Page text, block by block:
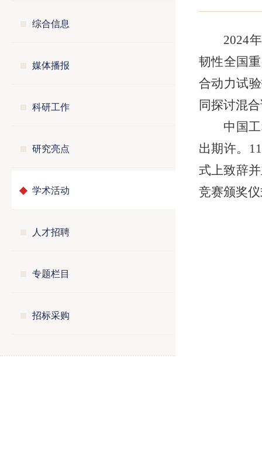
综合信息
媒体播报
科研工作
研究亮点
学术活动
人才招聘
专题栏目
招标采购
2024
韧性全国
合动力试
同探讨混
中国
出期许。
式上致辞
竞赛颁奖